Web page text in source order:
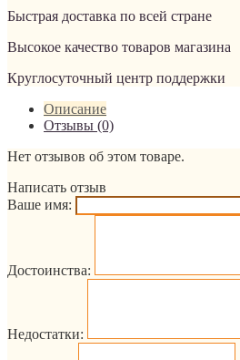
Быстрая доставка по всей стране
Высокое качество товаров магазина
Круглосуточный центр поддержки
Описание
Отзывы (0)
Нет отзывов об этом товаре.
Написать отзыв
Ваше имя:
Достоинства:
Недостатки: